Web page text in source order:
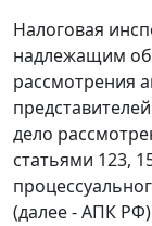
Налоговая
надлежащим
рассмотрения
дело
статьями 123,
(далее - АПК